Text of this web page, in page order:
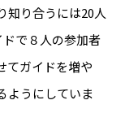
知り合うには20人
で８人の参加者
てガイドを増や
ようにしていま